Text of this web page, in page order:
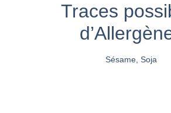
Traces
Sésame, Soja